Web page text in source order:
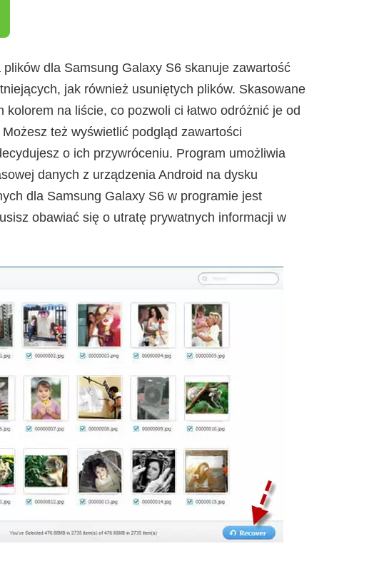
dla Samsung Galaxy S6 skanuje zawartość
jak również usuniętych plików. Skasowane
na liście, co pozwoli ci łatwo odróżnić je od
też wyświetlić podgląd zawartości
o ich przywróceniu. Program umożliwia
danych z urządzenia Android na dysku
dla Samsung Galaxy S6 w programie jest
obawiać się o utratę prywatnych informacji w